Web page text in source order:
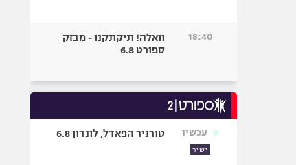
18:40
וואלה! תיקתקנו - מבזק
ספורט 6.8
עכשיו
ישיר
טורניר הפאדל, לונדון 6.8